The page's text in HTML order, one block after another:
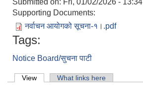
Submitted on: Fri, 01/02/2026 - 13:34
Supporting Documents:
नर्वाचन आयोगको सूचना-१।.pdf
Tags:
Notice Board/सुचना पाटी
Primary tabs
View (active tab)What links here